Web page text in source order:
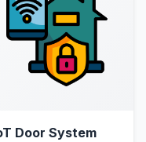
Door System